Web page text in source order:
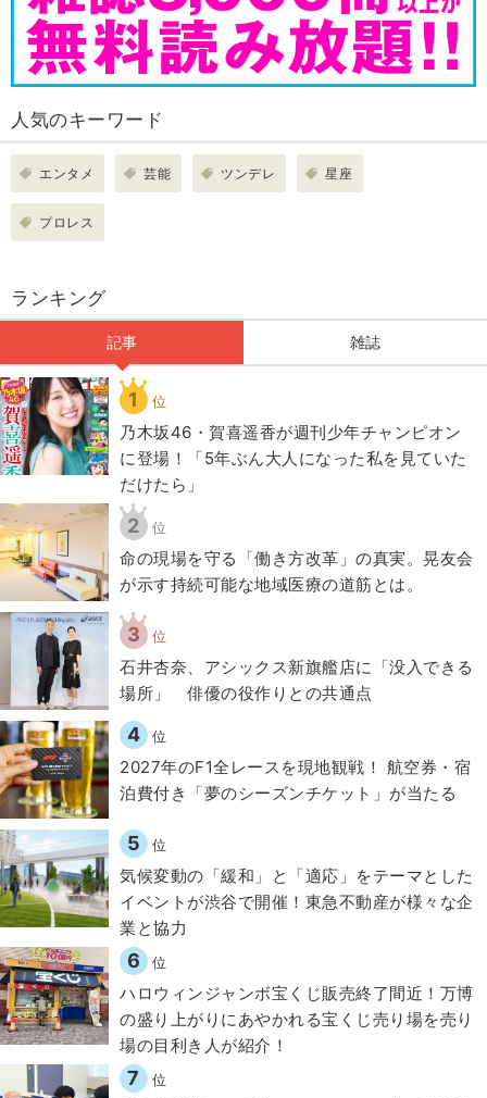
人気のキーワード
エンタメ 芸能 ツンデレ 星座
プロレス
ランキング
記事 雑誌
1 位
乃木坂46・賀喜遥香が週刊少年チャンピオン
に登場！「5年ぶん大人になった私を見ていた
だけたら」
2 位
​命の現場を守る「働き方改革」の真実。晃友会
が示す持続可能な地域医療の道筋とは。
3 位
石井杏奈、アシックス新旗艦店に「没入できる
場所」 俳優の役作りとの共通点
4 位
2027年のF1全レースを現地観戦！ 航空券・宿
泊費付き「夢のシーズンチケット」が当たる
5 位
気候変動の「緩和」と「適応」をテーマとした
イベントが渋谷で開催！東急不動産が様々な企
業と協力
6 位
ハロウィンジャンボ宝くじ販売終了間近！万博
の盛り上がりにあやかれる宝くじ売り場を売り
場の目利き人が紹介！
7 位